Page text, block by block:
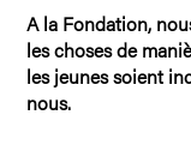
A la Fondation,
les choses de
les jeunes soient
nous.